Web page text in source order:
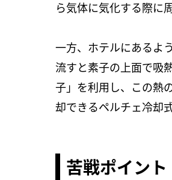
ら気体に気化する際に
一方、ホテルにあるよ
流すと素子の上面で吸
子」を利用し、この熱
却できるペルチェ冷却
苦戦ポイン